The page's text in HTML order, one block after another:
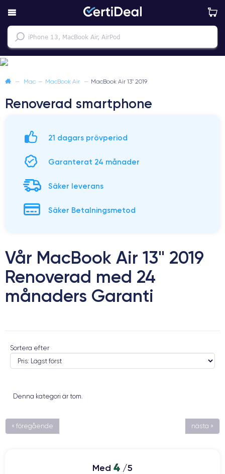
— Mac — MacBook Air — MacBook Air 13" 2019
Renoverad smartphone
21 dagars prövperiod
Garanterat 24 månader
Säker leverans
Säker Betalningsmetod
Vår MacBook Air 13" 2019
Renoverad med 24
månaders Garanti
Sortera efter
Denna kategori är tom.
« föregående nästa »
Med 4 /5